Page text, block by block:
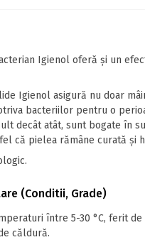
Igienol oferă și un
Igienol asigură nu doar
bacteriilor pentru o
decât atât, sunt bogate în
că pielea rămâne curată și
(Conditii, Grade)
între 5-30 °C, ferit
căldură.